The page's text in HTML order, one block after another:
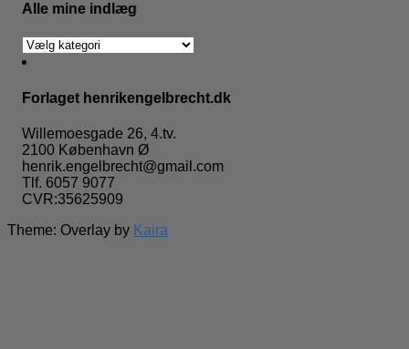
Alle mine indlæg
Alle
mine
Forlaget henrikengelbrecht.dk
Willemoesgade 26, 4.tv.
2100 København Ø
henrik.engelbrecht@gmail.com
Tlf. 6057 9077
CVR:35625909
Theme: Overlay by Kaira